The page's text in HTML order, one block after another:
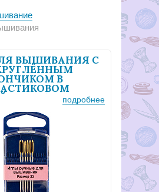
ВЫШИВАНИЯ С
В
№22, 6 ШТ
подробнее